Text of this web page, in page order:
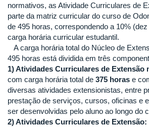
normativos, as Atividade Curriculares de
parte da matriz curricular do curso de
de 495 horas, correspondendo a 10%
carga horária curricular estudantil.
A carga horária total do Núcleo de
495 horas está dividida em três
1) Atividades Curriculares de Extensão
com carga horária total de 375 horas e
diversas atividades extensionistas, entre
prestação de serviços, cursos, oficinas e
ser desenvolvidas pelo aluno ao longo do
2) Atividades Curriculares de Extensão: